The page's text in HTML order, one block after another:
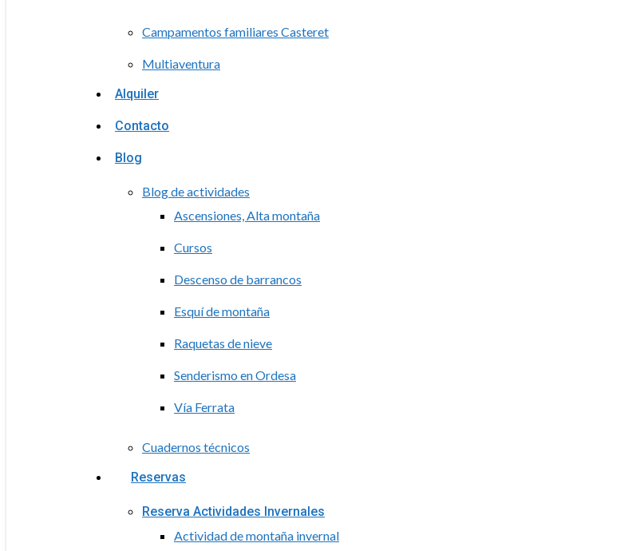
Campamentos familiares Casteret
Multiaventura
Alquiler
Contacto
Blog
Blog de actividades
Ascensiones, Alta montaña
Cursos
Descenso de barrancos
Esquí de montaña
Raquetas de nieve
Senderismo en Ordesa
Vía Ferrata
Cuadernos técnicos
Reservas
Reserva Actividades Invernales
Actividad de montaña invernal